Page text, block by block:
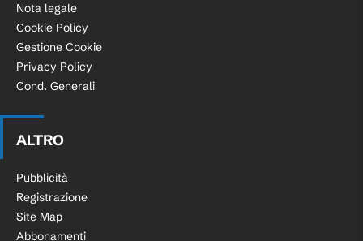
Nota legale
Cookie Policy
Gestione Cookie
Privacy Policy
Cond. Generali
ALTRO
Pubblicità
Registrazione
Site Map
Abbonamenti